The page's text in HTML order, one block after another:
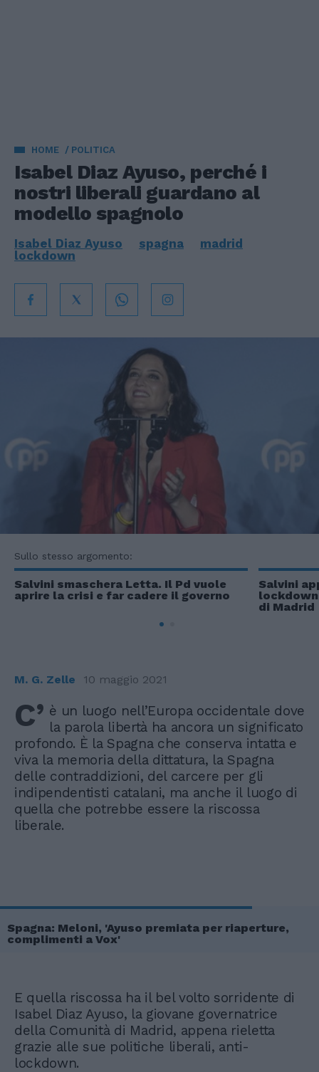
HOME POLITICA
Isabel Diaz Ayuso, perché i
nostri liberali guardano al
modello spagnolo
Isabel Diaz Ayuso spagna
madrid
lockdown
Sullo stesso argomento:
Salvini smaschera Letta. Il Pd vuole
aprire la crisi e far cadere il governo
Salvini
di Madrid
M. G. Zelle 10 maggio 2021
C’ è un luogo nell’Europa occidentale dove
la parola libertà ha ancora un significato
profondo. È la Spagna che conserva intatta e
viva la memoria della dittatura, la Spagna
delle contraddizioni, del carcere per gli
indipendentisti catalani, ma anche il luogo di
quella che potrebbe essere la riscossa
liberale.
Spagna: Meloni, 'Ayuso premiata per riaperture,
complimenti a Vox'
E quella riscossa ha il bel volto sorridente di
Isabel Diaz Ayuso, la giovane governatrice
della Comunità di Madrid, appena rieletta
grazie alle sue politiche liberali, anti-
lockdown.